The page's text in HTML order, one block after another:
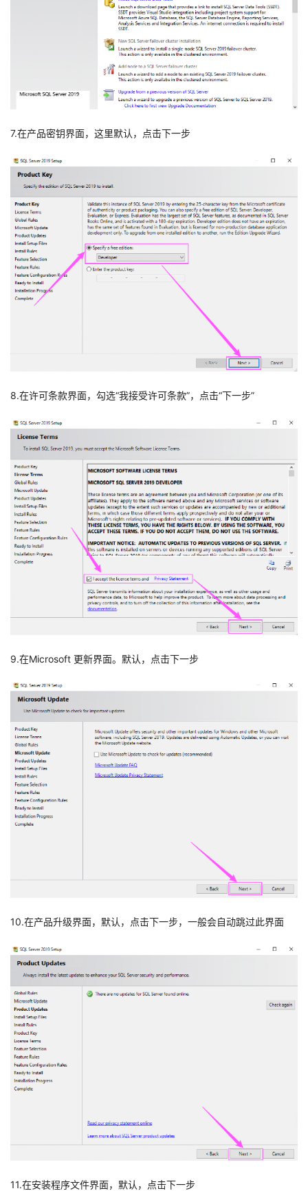
7.在产品密钥界面，这里默认，点击下一步
8.在许可条款界面，勾选“我接受许可条款”，点击“下一步”
9.在Microsoft 更新界面。默认，点击下一步
10.在产品升级界面，默认，点击下一步，一般会自动跳过此界面
11.在安装程序文件界面，默认，点击下一步